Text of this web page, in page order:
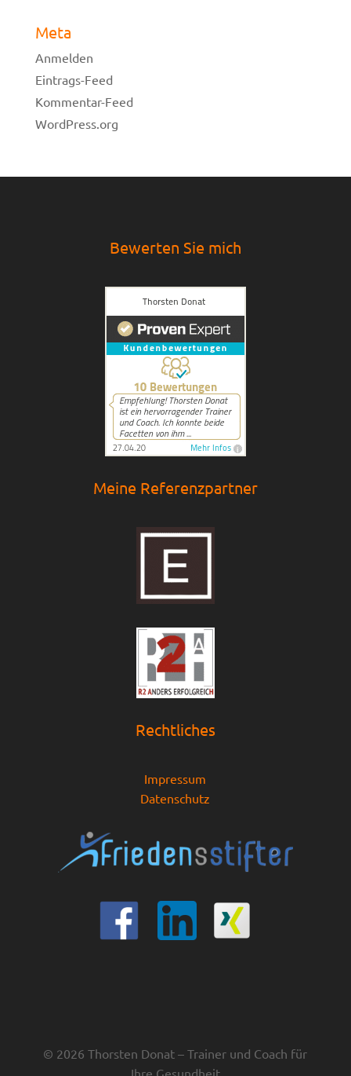
Meta
Anmelden
Eintrags-Feed
Kommentar-Feed
WordPress.org
Bewerten Sie mich
Meine Referenzpartner
Rechtliches
Impressum
Datenschutz
© 2026 Thorsten Donat – Trainer und Coach für
Ihre Gesundheit